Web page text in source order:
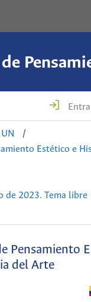
/
Estético e
de 2023. Tema libre
Pensamiento
del Arte